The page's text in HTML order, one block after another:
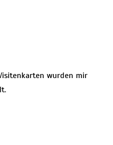
wurden mir